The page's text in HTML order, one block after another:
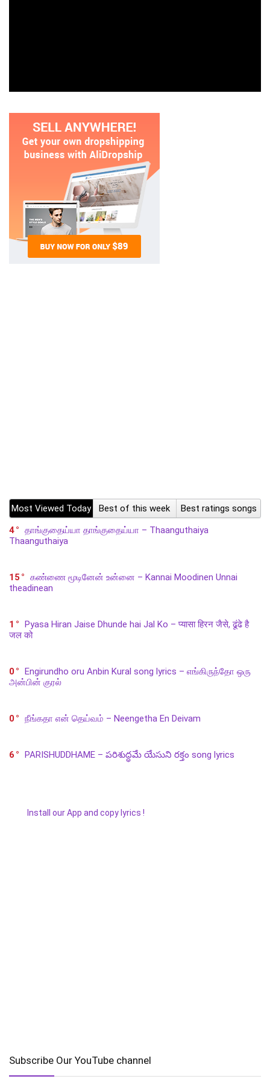
Most Viewed Today Best of this week
Best ratings songs
4
தாங்குதைய்யா தாங்குதைய்யா – Thaanguthaiya
Thaanguthaiya
15
கண்ணை மூடினேன் உன்னை – Kannai Moodinen Unnai
theadinean
1
Pyasa Hiran Jaise Dhunde hai Jal Ko – प्यासा हिरन जैसे, ढूंढे है
जल को
0
Engirundho oru Anbin Kural song lyrics – எங்கிருந்தோ ஒரு
அன்பின் குரல்
0 நீங்கதா என் தெய்வம் – Neengetha En Deivam
6 PARISHUDDHAME – పరిశుద్ధమే యేసుని రక్తం song lyrics
Install our App and copy lyrics !
Subscribe Our YouTube channel